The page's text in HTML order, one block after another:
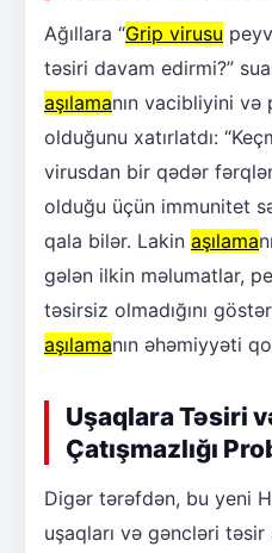
Ağıllara “Grip virusu
təsiri davam edirmi?”
aşılamanın vacibliyini
olduğunu xatırlatdı:
virusdan bir qədər
olduğu üçün immunitet
qala bilər. Lakin aşılama
gələn ilkin məlumatlar,
təsirsiz olmadığını
aşılamanın əhəmiyyəti
Uşaqlara Təsiri
Çatışmazlığı
Digər tərəfdən, bu yeni
uşaqları və gəncləri təsir